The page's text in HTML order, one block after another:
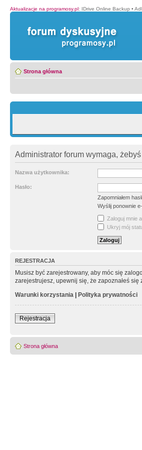
Aktualizacje na programosy.pl: IDrive Online Backup •
Strona główna
Administrator forum wymaga,
Nazwa użytkownika:
Hasło:
Zapomniałem
Wyślij ponownie
Zaloguj mnie
Ukryj mój
REJESTRACJA
Musisz być zarejestrowany, aby móc się
zarejestrujesz, upewnij się, że zapoznałeś
Warunki korzystania | Polityka prywatności
Rejestracja
Strona główna